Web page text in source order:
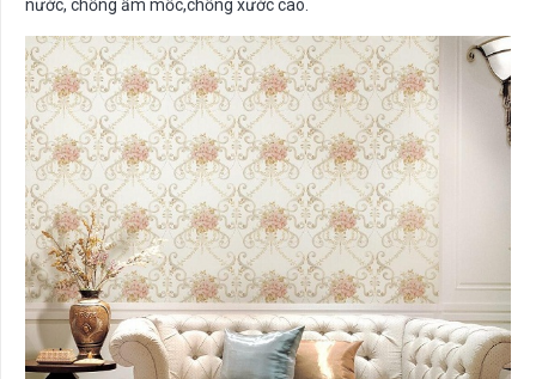
nước, chống ẩm mốc,chống xước cao.